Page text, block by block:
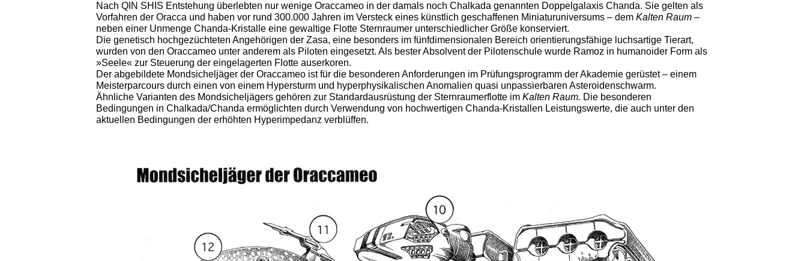
Nach QIN SHIS Entstehung überlebten nur wenige Oraccameo in der damals noch Chalkada genannten Doppelgalaxis Chanda. Sie gelten als
Vorfahren der Oracca und haben vor rund 300.000 Jahren im Versteck eines künstlich geschaffenen Miniaturuniversums – dem Kalten Raum –
neben einer Unmenge Chanda-Kristalle eine gewaltige Flotte Sternraumer unterschiedlicher Größe konserviert.
Die genetisch hochgezüchteten Angehörigen der Zasa, eine besonders im fünfdimensionalen Bereich orientierungsfähige luchsartige Tierart,
wurden von den Oraccameo unter anderem als Piloten eingesetzt. Als bester Absolvent der Pilotenschule wurde Ramoz in humanoider Form als
»Seele« zur Steuerung der eingelagerten Flotte auserkoren.
Der abgebildete Mondsicheljäger der Oraccameo ist für die besonderen Anforderungen im Prüfungsprogramm der Akademie gerüstet – einem
Meisterparcours durch einen von einem Hypersturm und hyperphysikalischen Anomalien quasi unpassierbaren Asteroidenschwarm.
Ähnliche Varianten des Mondsicheljägers gehören zur Standardausrüstung der Sternraumerflotte im Kalten Raum. Die besonderen
Bedingungen in Chalkada/Chanda ermöglichten durch Verwendung von hochwertigen Chanda-Kristallen Leistungswerte, die auch unter den
aktuellen Bedingungen der erhöhten Hyperimpedanz verblüffen.